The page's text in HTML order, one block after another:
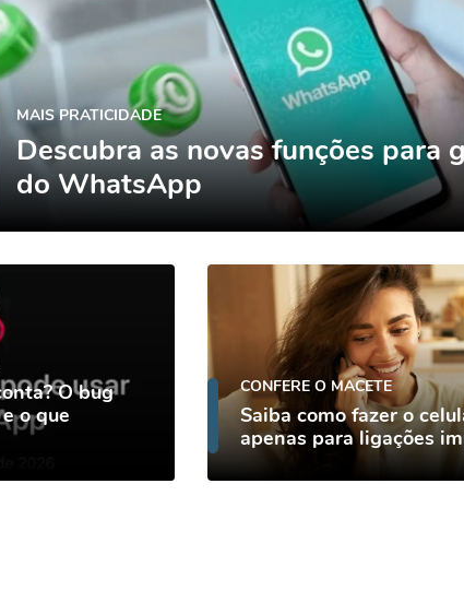
MAIS PRATICIDADE
Descubra as novas funções para
do WhatsApp
O bug
o que
CONFERE O MACETE
Saiba como fazer o
apenas para ligações